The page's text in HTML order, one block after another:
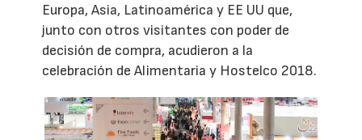
Europa, Asia, Latinoamérica y EE UU que,
junto con otros visitantes con poder de
decisión de compra, acudieron a la
celebración de Alimentaria y Hostelco 2018.